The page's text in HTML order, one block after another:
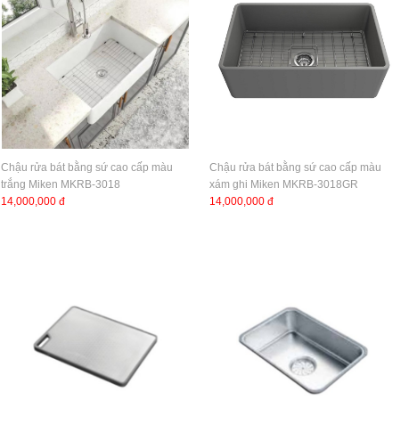
Chậu rửa bát bằng sứ cao cấp màu
trắng Miken MKRB-3018
14,000,000 đ
Chậu rửa bát bằng sứ cao cấp màu
xám ghi Miken MKRB-3018GR
14,000,000 đ